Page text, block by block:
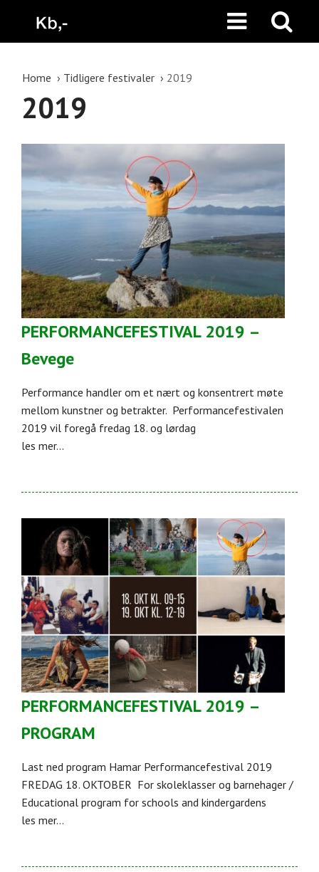
Home Tidligere festivaler 2019
2019
PERFORMANCEFESTIVAL 2019 –
Bevege
Performance handler om et nært og konsentrert møte
mellom kunstner og betrakter. Performancefestivalen
2019 vil foregå fredag 18. og lørdag
les mer...
PERFORMANCEFESTIVAL 2019 –
PROGRAM
Last ned program Hamar Performancefestival 2019
FREDAG 18. OKTOBER For skoleklasser og barnehager /
Educational program for schools and kindergardens
les mer...